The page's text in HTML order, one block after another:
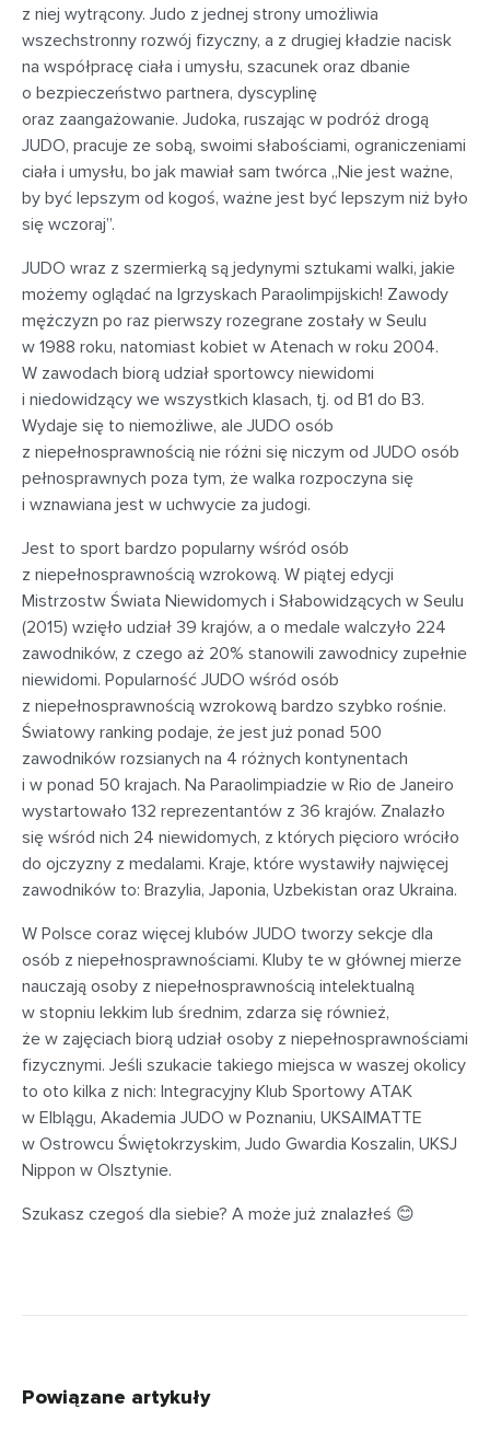
z niej wytrącony. Judo z jednej strony umożliwia
wszechstronny rozwój fizyczny, a z drugiej kładzie nacisk
na współpracę ciała i umysłu, szacunek oraz dbanie
o bezpieczeństwo partnera, dyscyplinę
oraz zaangażowanie. Judoka, ruszając w podróż drogą
JUDO, pracuje ze sobą, swoimi słabościami, ograniczeniami
ciała i umysłu, bo jak mawiał sam twórca „Nie jest ważne,
by być lepszym od kogoś, ważne jest być lepszym niż było
się wczoraj’’.
JUDO wraz z szermierką są jedynymi sztukami walki, jakie
możemy oglądać na Igrzyskach Paraolimpijskich! Zawody
mężczyzn po raz pierwszy rozegrane zostały w Seulu
w 1988 roku, natomiast kobiet w Atenach w roku 2004.
W zawodach biorą udział sportowcy niewidomi
i niedowidzący we wszystkich klasach, tj. od B1 do B3.
Wydaje się to niemożliwe, ale JUDO osób
z niepełnosprawnością nie różni się niczym od JUDO osób
pełnosprawnych poza tym, że walka rozpoczyna się
i wznawiana jest w uchwycie za judogi.
Jest to sport bardzo popularny wśród osób
z niepełnosprawnością wzrokową. W piątej edycji
Mistrzostw Świata Niewidomych i Słabowidzących w Seulu
(2015) wzięło udział 39 krajów, a o medale walczyło 224
zawodników, z czego aż 20% stanowili zawodnicy zupełnie
niewidomi. Popularność JUDO wśród osób
z niepełnosprawnością wzrokową bardzo szybko rośnie.
Światowy ranking podaje, że jest już ponad 500
zawodników rozsianych na 4 różnych kontynentach
i w ponad 50 krajach. Na Paraolimpiadzie w Rio de Janeiro
wystartowało 132 reprezentantów z 36 krajów. Znalazło
się wśród nich 24 niewidomych, z których pięcioro wróciło
do ojczyzny z medalami. Kraje, które wystawiły najwięcej
zawodników to: Brazylia, Japonia, Uzbekistan oraz Ukraina.
W Polsce coraz więcej klubów JUDO tworzy sekcje dla
osób z niepełnosprawnościami. Kluby te w głównej mierze
nauczają osoby z niepełnosprawnością intelektualną
w stopniu lekkim lub średnim, zdarza się również,
że w zajęciach biorą udział osoby z niepełnosprawnościami
fizycznymi. Jeśli szukacie takiego miejsca w waszej okolicy
to oto kilka z nich: Integracyjny Klub Sportowy ATAK
w Elblągu, Akademia JUDO w Poznaniu, UKSAIMATTE
w Ostrowcu Świętokrzyskim, Judo Gwardia Koszalin, UKSJ
Nippon w Olsztynie.
Szukasz czegoś dla siebie? A może już znalazłeś 😊
Powiązane artykuły